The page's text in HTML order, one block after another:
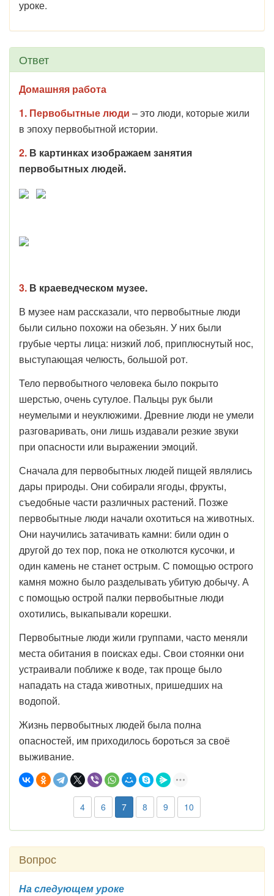
уроке.
Ответ
Домашняя работа
1. Первобытные люди – это люди, которые жили
в эпоху первобытной истории.
2. В картинках изображаем занятия
первобытных людей.
3. В краеведческом музее.
В музее нам рассказали, что первобытные люди
были сильно похожи на обезьян. У них были
грубые черты лица: низкий лоб, приплюснутый нос,
выступающая челюсть, большой рот.
Тело первобытного человека было покрыто
шерстью, очень сутулое. Пальцы рук были
неумелыми и неуклюжими. Древние люди не умели
разговаривать, они лишь издавали резкие звуки
при опасности или выражении эмоций.
Сначала для первобытных людей пищей являлись
дары природы. Они собирали ягоды, фрукты,
съедобные части различных растений. Позже
первобытные люди начали охотиться на животных.
Они научились затачивать камни: били один о
другой до тех пор, пока не отколются кусочки, и
один камень не станет острым. С помощью острого
камня можно было разделывать убитую добычу. А
с помощью острой палки первобытные люди
охотились, выкапывали корешки.
Первобытные люди жили группами, часто меняли
места обитания в поисках еды. Свои стоянки они
устраивали поближе к воде, так проще было
нападать на стада животных, пришедших на
водопой.
Жизнь первобытных людей была полна
опасностей, им приходилось бороться за своё
выживание.
4 6 7 8 9 10
Вопрос
На следующем уроке